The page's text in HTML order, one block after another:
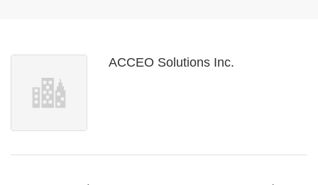
ACCEO Solutions Inc.